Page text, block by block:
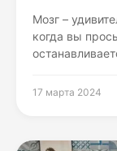
Мозг –
когда вы
17 марта 2024